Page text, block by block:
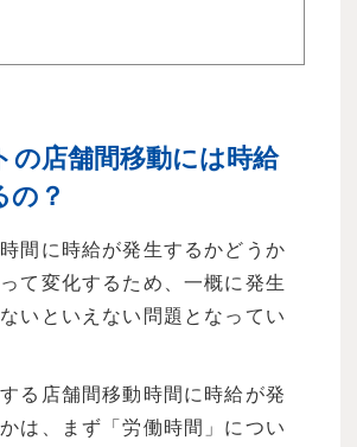
の店舗間移動には時給
の？
間に時給が発生するかどうか
て変化するため、一概に発生
いといえない問題となってい
る店舗間移動時間に時給が発
は、まず「労働時間」につい